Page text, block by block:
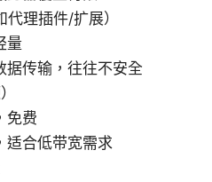
理插件/扩展）
量
据传输，往往不安全
免费
适合低带宽需求